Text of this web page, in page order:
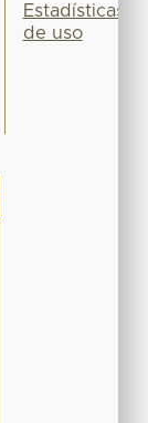
Estadísticas
de uso